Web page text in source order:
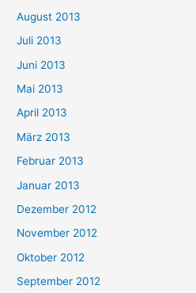
August 2013
Juli 2013
Juni 2013
Mai 2013
April 2013
März 2013
Februar 2013
Januar 2013
Dezember 2012
November 2012
Oktober 2012
September 2012